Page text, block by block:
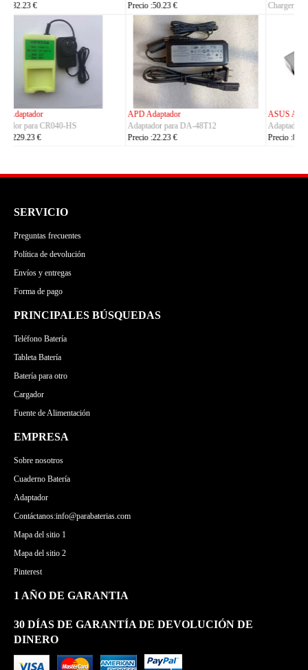
Charger_Dual_Battery_Slot
Precio :149.23 €
Precio :42.23 €
ASUS Adaptador
Adaptador para ADP-380AB_B
Precio :86.23 €
OLYMPUS Adaptador
Adaptador para CH4000
Precio :100.23 €
SERVICIO
Preguntas frecuentes
Política de devolución
Envíos y entregas
Forma de pago
PRINCIPALES BÚSQUEDAS
Teléfono Batería
Tableta Batería
Batería para otro
Cargador
Fuente de Alimentación
EMPRESA
Sobre nosotros
Cuaderno Batería
Adaptador
Contáctanos:info@parabaterias.com
Mapa del sitio 1
Mapa del sitio 2
Pinterest
1 AÑO DE GARANTIA
30 DÍAS DE GARANTÍA DE DEVOLUCIÓN DE
DINERO